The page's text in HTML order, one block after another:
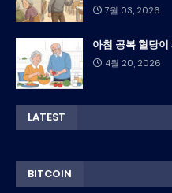
7월 03, 2026
아침 공복 혈당
4월 20, 2026
LATEST
BITCOIN